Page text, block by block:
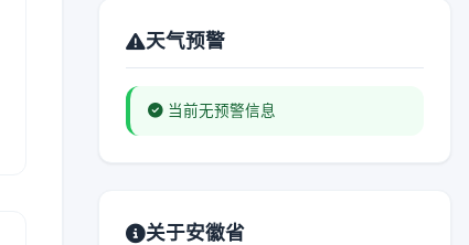
天气预警
当前无预警信息
关于安徽省